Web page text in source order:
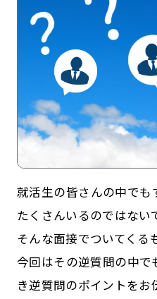
企業・業界研究
インタツアー活用法
LINE登録
就活生の皆さんの中で
たくさんいるのではない
そんな面接でついてくる
今回はその逆質問の中
き逆質問のポイントをお